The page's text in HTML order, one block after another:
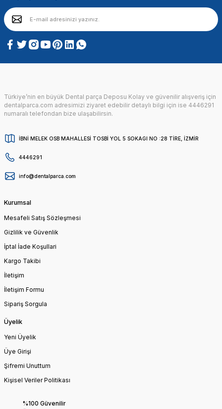
Türkiye’nin en büyük Dental parça Deposu Kolay ve güvenilir alışveriş için
dentalparca.com adresimizi ziyaret edebilir detaylı bilgi için ise 4446291
numaralı telefondan bize ulaşabilirsin.
İBNİ MELEK OSB MAHALLESİ TOSBİ YOL 5 SOKAGI NO :28 TİRE, İZMİR
4446291
info@dentalparca.com
Kurumsal
Mesafeli Satış Sözleşmesi
Gizlilik ve Güvenlik
İptal İade Koşullari
Kargo Takibi
İletişim
İletişim Formu
Sipariş Sorgula
Üyelik
Yeni Üyelik
Üye Girişi
Şifremi Unuttum
Kişisel Veriler Politikası
%100 Güvenilir